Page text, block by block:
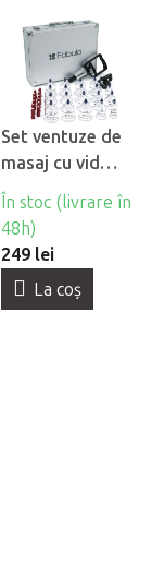
Set ventuze de
masaj cu vid
Fabulo Luxury 19
buc
În stoc (livrare în
48h)
249 lei
La coş